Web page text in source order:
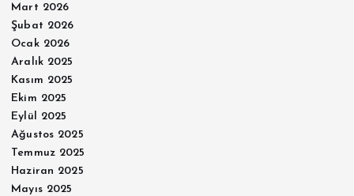
Mart 2026
Şubat 2026
Ocak 2026
Aralık 2025
Kasım 2025
Ekim 2025
Eylül 2025
Ağustos 2025
Temmuz 2025
Haziran 2025
Mayıs 2025